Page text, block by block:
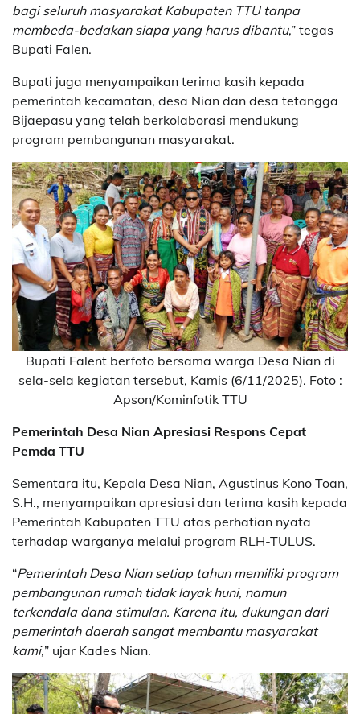
bagi seluruh masyarakat Kabupaten TTU tanpa
membeda-bedakan siapa yang harus dibantu,” tegas
Bupati Falen.
Bupati juga menyampaikan terima kasih kepada
pemerintah kecamatan, desa Nian dan desa tetangga
Bijaepasu yang telah berkolaborasi mendukung
program pembangunan masyarakat.
Bupati Falent berfoto bersama warga Desa Nian di
sela-sela kegiatan tersebut, Kamis (6/11/2025). Foto :
Apson/Kominfotik TTU
Pemerintah Desa Nian Apresiasi Respons Cepat
Pemda TTU
Sementara itu, Kepala Desa Nian, Agustinus Kono Toan,
S.H., menyampaikan apresiasi dan terima kasih kepada
Pemerintah Kabupaten TTU atas perhatian nyata
terhadap warganya melalui program RLH-TULUS.
“Pemerintah Desa Nian setiap tahun memiliki program
pembangunan rumah tidak layak huni, namun
terkendala dana stimulan. Karena itu, dukungan dari
pemerintah daerah sangat membantu masyarakat
kami,” ujar Kades Nian.